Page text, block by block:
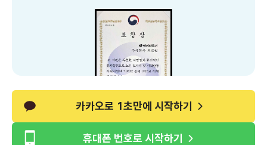
카카오로 1초만에 시작하기
휴대폰 번호로 시작하기